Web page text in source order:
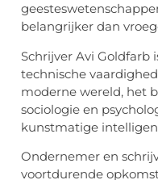
belangrijker dan
Schrijver Avi Goldfarb
technische
moderne wereld, het
sociologie en
kunstmatige
Ondernemer en
voortdurende